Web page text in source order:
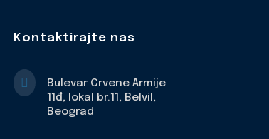
Kontaktirajte nas

Bulevar Crvene Armije
11đ, lokal br.11, Belvil,
Beograd